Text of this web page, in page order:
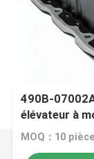
490B-
élévateur à
MOQ：10